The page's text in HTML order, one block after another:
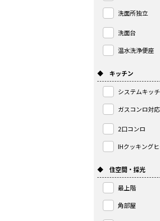
洗面所独立
洗面台
温水洗浄便座
◆ キッチン
システムキッ
ガスコンロ対応
2口コンロ
IHクッキング
◆ 住空間・採光
最上階
角部屋